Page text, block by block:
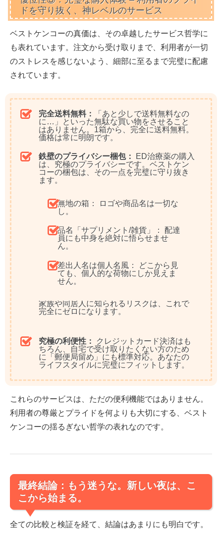
ドを守り抜く、神レベルのサービス
ベストケンコーの真価は、その卓越したサービス哲学に
も表れています。注文から受け取りまで、利用者が一切
のストレスを感じないよう、細部に至るまで完璧に配慮
されています。
完全送料無料：
「あと少しで送料無料なの
に…」といった無駄な買い物をさせること
はありません。 1箱から、完全に送料無料。
価格は常に明朗です。
鉄壁のプライバシー梱包：
ED治療薬の購入
は、究極のプライバシーです。ベストケン
コーの梱包は、その一点を完璧に守り抜き
ます。
無地の箱：
ロゴや商品名は一切な
し。
品名「サプリメント/雑貨」：
配達
員にも中身を絶対に悟らせませ
ん。
差出人名は個人名風：
どこから見
ても、個人的な荷物にしか見えま
せん。
家族や同居人に知られるリスクは、これで
完全にゼロになります。
究極の利便性：
クレジットカード決済はも
ちろん、自宅で受け取りたくない方のため
に
「郵便局留め」にも標準対応。 あなたの
ライフスタイルに完璧にフィットします。
これらのサービスは、ただの便利機能ではありません。
利用者の尊厳とプライドを何よりも大切にする、ベスト
ケンコーの揺るぎない哲学の表れなのです。
最終結論：もう迷うな。新しい夜は、こ
こから始まる。
全ての比較と検証を経て、結論はあまりにも明白です。